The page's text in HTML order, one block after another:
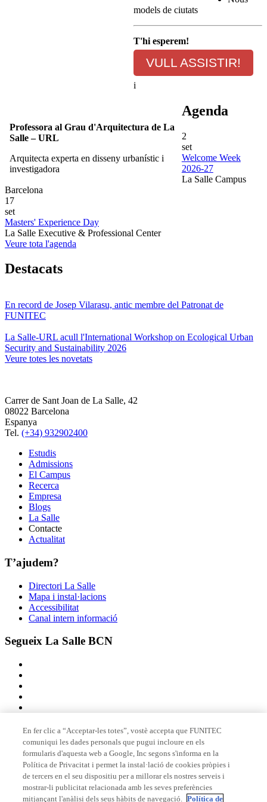
Professora al Grau d'Arquitectura de La
Salle – URL
Arquitecta experta en disseny urbanístic i
investigadora
models de ciutats
T'hi esperem!
VULL ASSISTIR!
i
Agenda
2
set
Welcome Week
2026-27
La Salle Campus
Barcelona
17
set
Masters' Experience Day
La Salle Executive & Professional Center
Veure tota l'agenda
Destacats
En record de Josep Vilarasu, antic membre del Patronat de
FUNITEC
La Salle-URL acull l'International Workshop on Ecological Urban
Security and Sustainability 2026
Veure totes les novetats
Carrer de Sant Joan de La Salle, 42
08022 Barcelona
Espanya
Tel. (+34) 932902400
Estudis
Admissions
El Campus
Recerca
Empresa
Blogs
La Salle
Contacte
Actualitat
T’ajudem?
Directori La Salle
Mapa i instal·lacions
Accessibilitat
Canal intern informació
Segueix La Salle BCN
Membre de
Acreditacions
En fer clic a “Acceptar-les totes”, vostè accepta que FUNITEC
comuniqui les dades personals que pugui incloure en els
formularis d'aquesta web a Google, Inc segons s'informa en la
Política de Privacitat i permet la instal·lació de cookies pròpies i
de tercers en el seu dispositiu per a millorar els nostres serveis i
mostrar-li publicitat relacionada amb les seves preferències
mitjançant l'anàlisi dels seus hàbits de navegació. Política de